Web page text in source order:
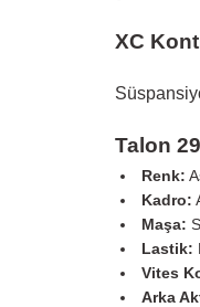
XC
Talon
Renk:
Kadro:
Maşa:
Lastik:
Vites
Arka